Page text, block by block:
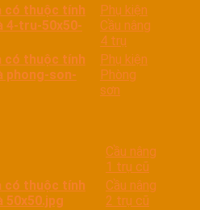
Phụ kiện
Cầu nâng
4 trụ
Phụ kiện
Phòng
sơn
Cầu nâng
1 trụ cũ
Cầu nâng
2 trụ cũ